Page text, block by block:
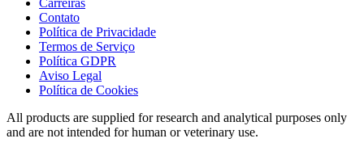
Carreiras
Contato
Política de Privacidade
Termos de Serviço
Política GDPR
Aviso Legal
Política de Cookies
All products are supplied for research and analytical purposes only
and are not intended for human or veterinary use.